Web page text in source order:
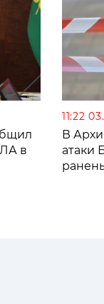
в
11:22
В
атаки